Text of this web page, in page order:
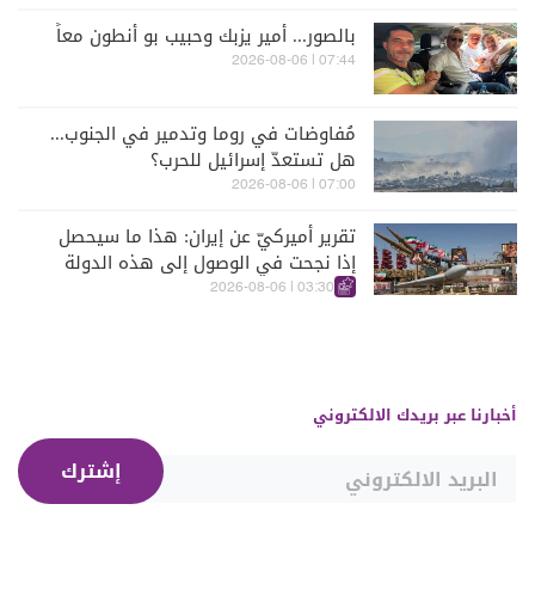
بالصور... أمير يزبك وحبيب بو أنطون معاً
07:44 | 2026-08-06
مُفاوضات في روما وتدمير في الجنوب...
هل تستعدّ إسرائيل للحرب؟
07:00 | 2026-08-06
تقرير أميركيّ عن إيران: هذا ما سيحصل
إذا نجحت في الوصول إلى هذه الدولة
الآسيويّة
03:30 | 2026-08-06
أخبارنا عبر بريدك الالكتروني
إشترك